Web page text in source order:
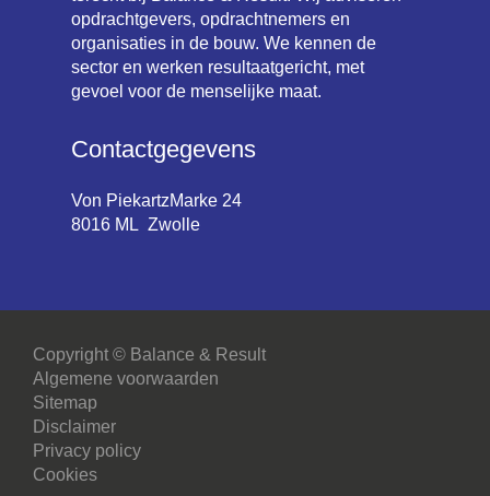
opdrachtgevers, opdrachtnemers en
organisaties in de bouw. We kennen de
sector en werken resultaatgericht, met
gevoel voor de menselijke maat.
Contactgegevens
Von PiekartzMarke 24
8016 ML Zwolle
Copyright © Balance & Result
Algemene voorwaarden
Sitemap
Disclaimer
Privacy policy
Cookies